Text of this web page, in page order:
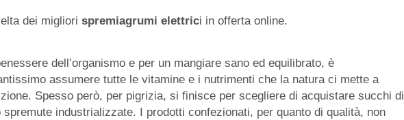
dei migliori spremiagrumi elettrici in offerta online.
dell’organismo e per un mangiare sano ed equilibrato, è
assumere tutte le vitamine e i nutrimenti che la natura ci mette a
Spesso però, per pigrizia, si finisce per scegliere di acquistare succhi di
spremute industrializzate. I prodotti confezionati, per quanto di qualità, non